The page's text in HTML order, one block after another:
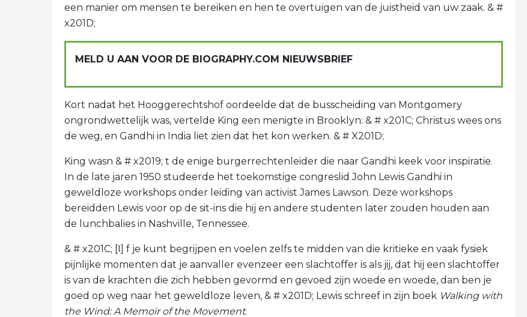
een manier om mensen te bereiken en hen te overtuigen van de juistheid van uw zaak. & #
x201D;
MELD U AAN VOOR DE BIOGRAPHY.COM NIEUWSBRIEF
Kort nadat het Hooggerechtshof oordeelde dat de busscheiding van Montgomery
ongrondwettelijk was, vertelde King een menigte in Brooklyn: & # x201C; Christus wees ons
de weg, en Gandhi in India liet zien dat het kon werken. & # X201D;
King wasn & # x2019; t de enige burgerrechtenleider die naar Gandhi keek voor inspiratie.
In de late jaren 1950 studeerde het toekomstige congreslid John Lewis Gandhi in
geweldloze workshops onder leiding van activist James Lawson. Deze workshops
bereidden Lewis voor op de sit-ins die hij en andere studenten later zouden houden aan
de lunchbalies in Nashville, Tennessee.
& # x201C; [I] f je kunt begrijpen en voelen zelfs te midden van die kritieke en vaak fysiek
pijnlijke momenten dat je aanvaller evenzeer een slachtoffer is als jij, dat hij een slachtoffer
is van de krachten die zich hebben gevormd en gevoed zijn woede en woede, dan ben je
goed op weg naar het geweldloze leven, & # x201D; Lewis schreef in zijn boek Walking with
the Wind: A Memoir of the Movement.